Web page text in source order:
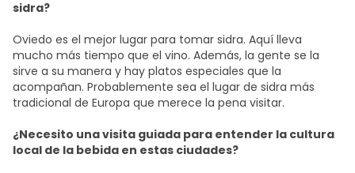
sidra?
Oviedo es el mejor lugar para tomar sidra. Aquí lleva
mucho más tiempo que el vino. Además, la gente se la
sirve a su manera y hay platos especiales que la
acompañan. Probablemente sea el lugar de sidra más
tradicional de Europa que merece la pena visitar.
¿Necesito una visita guiada para entender la cultura
local de la bebida en estas ciudades?